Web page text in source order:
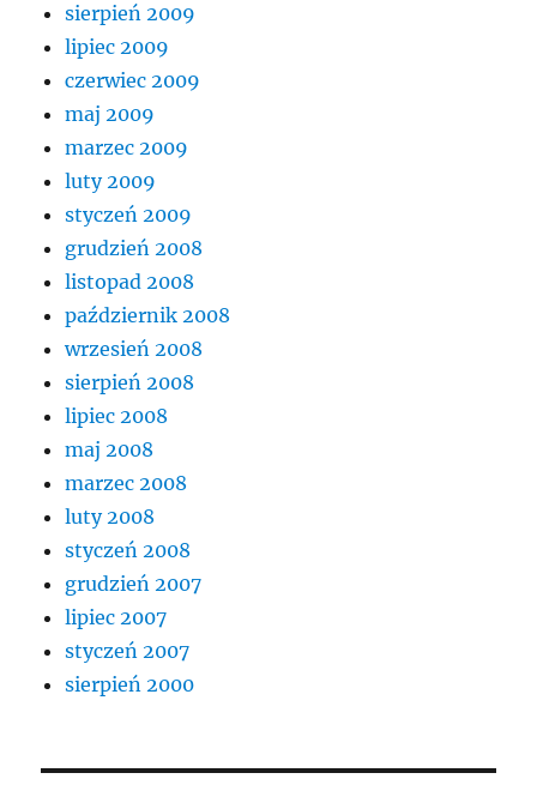
sierpień 2009
lipiec 2009
czerwiec 2009
maj 2009
marzec 2009
luty 2009
styczeń 2009
grudzień 2008
listopad 2008
październik 2008
wrzesień 2008
sierpień 2008
lipiec 2008
maj 2008
marzec 2008
luty 2008
styczeń 2008
grudzień 2007
lipiec 2007
styczeń 2007
sierpień 2000